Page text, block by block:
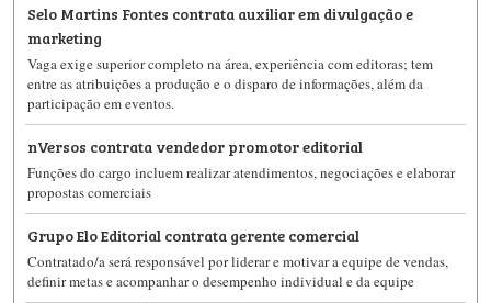
Selo Martins Fontes contrata auxiliar em divulgação e
marketing
Vaga exige superior completo na área, experiência com editoras; tem
entre as atribuições a produção e o disparo de informações, além da
participação em eventos.
nVersos contrata vendedor promotor editorial
Funções do cargo incluem realizar atendimentos, negociações e elaborar
propostas comerciais
Grupo Elo Editorial contrata gerente comercial
Contratado/a será responsável por liderar e motivar a equipe de vendas,
definir metas e acompanhar o desempenho individual e da equipe